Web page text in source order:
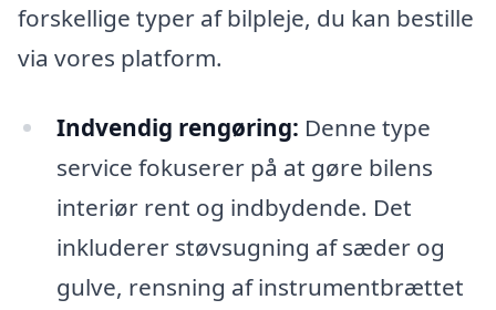
forskellige typer af bilpleje, du kan bestille
via vores platform.
Indvendig rengøring: Denne type
service fokuserer på at gøre bilens
interiør rent og indbydende. Det
inkluderer støvsugning af sæder og
gulve, rensning af instrumentbrættet